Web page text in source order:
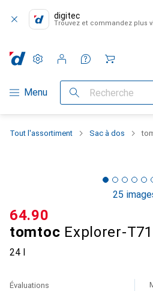
digitec
Trouvez et commandez plus
Navigation par catégorie
Menu Recherche
Paramètres
Compte client
Listes de comparaison
Listes d'envies
Panier
Tout l'assortiment Sac à dos
25
tomtoc Explorer-T71
24 l
CHF
64.90
Évaluations